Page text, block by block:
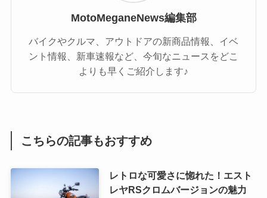
MotoMeganeNews編集部
バイクやクルマ、アウトドアの新商品情報、イベ
ント情報、新車速報など、今旬なニュースをどこ
よりも早くご紹介します♪
こちらの記事もおすすめ
レトロな可愛さに惚れた！エスト
レヤRSクロムバージョンの魅力